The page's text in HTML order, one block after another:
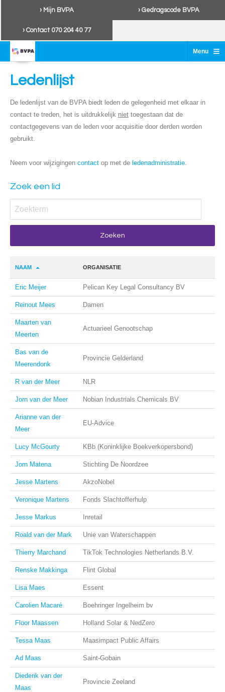
› Mijn BVPA › Gedragscode BVPA
› Contact 070 204 40 77
Menu ≡
Ledenlijst
De ledenlijst van de BVPA biedt leden de gelegenheid met elkaar in
contact te treden, het is uitdrukkelijk niet toegestaan dat de
contactgegevens van de leden voor acquisitie door derden worden
gebruikt.
Neem voor wijzigingen contact op met de ledenadministratie.
Zoek een lid
NAAM ORGANISATIE
Eric Meijer Pelican Key Legal Consultancy BV
Reinout Mees Damen
Maarten van
Meerten
Actuarieel Genootschap
Bas van de
Meerendonk
Provincie Gelderland
R van der Meer NLR
Jorn van der Meer Nobian Industrials Chemicals BV
Arianne van der
Meer
EU-Advice
Lucy McGourty KBb (Koninklijke Boekverkopersbond)
Jorn Matena Stichting De Noordzee
Jesse Martens AkzoNobel
Veronique Martens Fonds Slachtofferhulp
Jesse Markus Inretail
Roald van der Mark Unie van Waterschappen
Thierry Marchand TikTok Technologies Netherlands B.V.
Renske Makkinga Flint Global
Lisa Maes Essent
Carolien Macaré Boehringer Ingelheim bv
Floor Maassen Holland Solar & NedZero
Tessa Maas Maasimpact Public Affairs
Ad Maas Saint-Gobain
Diederik van der
Maas
Provincie Zeeland